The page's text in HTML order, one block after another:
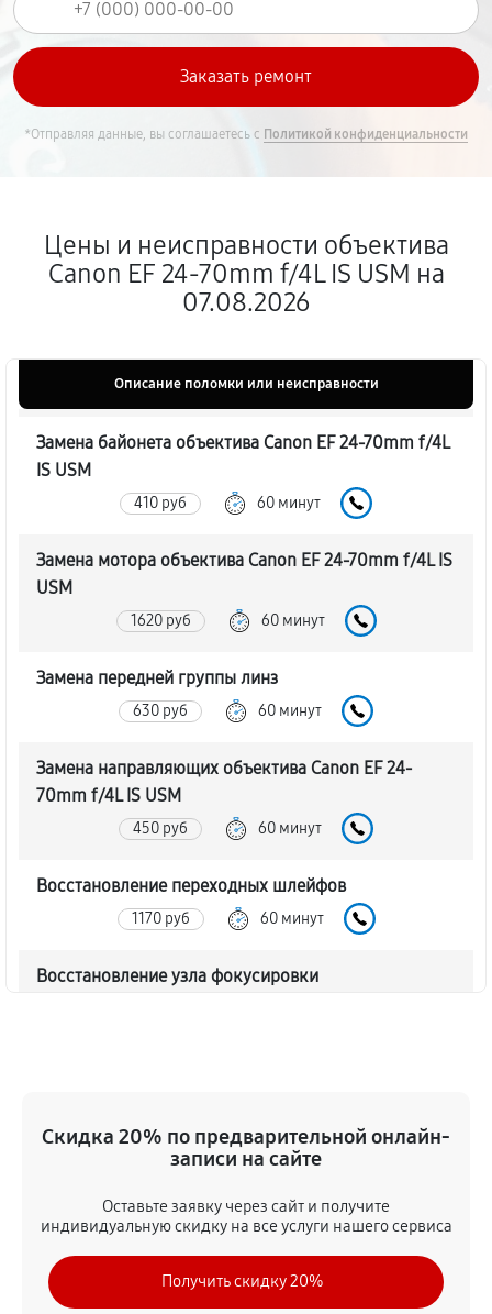
*Отправляя данные, вы соглашаетесь с Политикой конфиденциальности
Цены и неисправности объектива
Canon EF 24-70mm f/4L IS USM на
07.08.2026
Описание поломки или неисправности
Замена байонета объектива Canon EF 24-70mm f/4L
IS USM
410 руб 60 минут
Замена мотора объектива Canon EF 24-70mm f/4L IS
USM
1620 руб 60 минут
Замена передней группы линз
630 руб 60 минут
Замена направляющих объектива Canon EF 24-
70mm f/4L IS USM
450 руб 60 минут
Восстановление переходных шлейфов
1170 руб 60 минут
Восстановление узла фокусировки
720 руб
1350 руб 60 минут
Чистка от пыли объектива Canon EF 24-70mm f/4L
IS USM
Скидка 20% по предварительной онлайн-
записи на сайте
Оставьте заявку через сайт и получите
индивидуальную скидку на все услуги нашего сервиса
Получить скидку 20%